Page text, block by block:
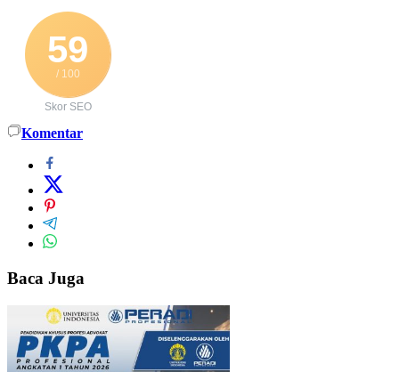
59
/ 100
Skor SEO
Komentar
Baca Juga